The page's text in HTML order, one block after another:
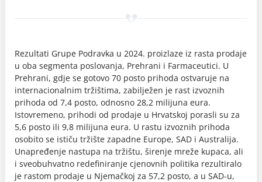
Rezultati Grupe Podravka u 2024. proizlaze iz rasta prodaje
u oba segmenta poslovanja, Prehrani i Farmaceutici. U
Prehrani, gdje se gotovo 70 posto prihoda ostvaruje na
internacionalnim tržištima, zabilježen je rast izvoznih
prihoda od 7,4 posto, odnosno 28,2 milijuna eura.
Istovremeno, prihodi od prodaje u Hrvatskoj porasli su za
5,6 posto ili 9,8 milijuna eura. U rastu izvoznih prihoda
osobito se ističu tržište zapadne Europe, SAD i Australija.
Unapređenje nastupa na tržištu, širenje mreže kupaca, ali
i sveobuhvatno redefiniranje cjenovnih politika rezultiralo
je rastom prodaje u Njemačkoj za 57,2 posto, a u SAD-u,